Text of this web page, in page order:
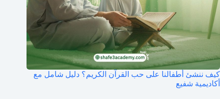
كيف ننشئ أطفالنا على حب القرآن الكريم؟ دليل شامل مع
أكاديمية شفيع